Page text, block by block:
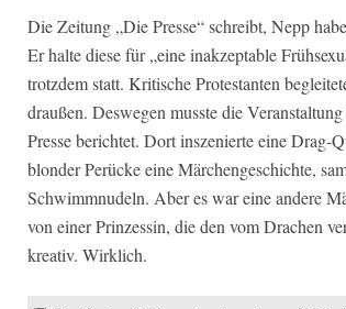
Die Zeitung „Die Presse“ schreibt, Nepp
Er halte diese für „eine inakzeptable
trotzdem statt. Kritische Protestanten
draußen. Deswegen musste die
Presse berichtet. Dort inszenierte eine
blonder Perücke eine Märchengeschichte,
Schwimmnudeln. Aber es war eine andere
von einer Prinzessin, die den vom Drachen
kreativ. Wirklich.